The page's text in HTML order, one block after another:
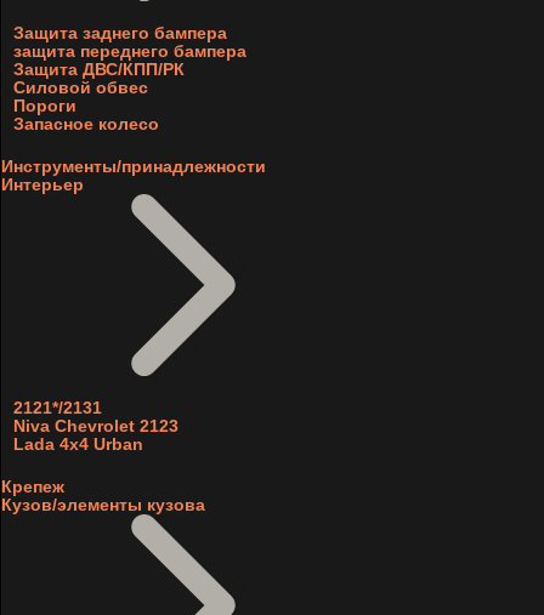
Защита заднего бампера
защита переднего бампера
Защита ДВС/КПП/РК
Силовой обвес
Пороги
Запасное колесо
Инструменты/принадлежности
Интерьер
2121*/2131
Niva Chevrolet 2123
Lada 4x4 Urban
Крепеж
Кузов/элементы кузова